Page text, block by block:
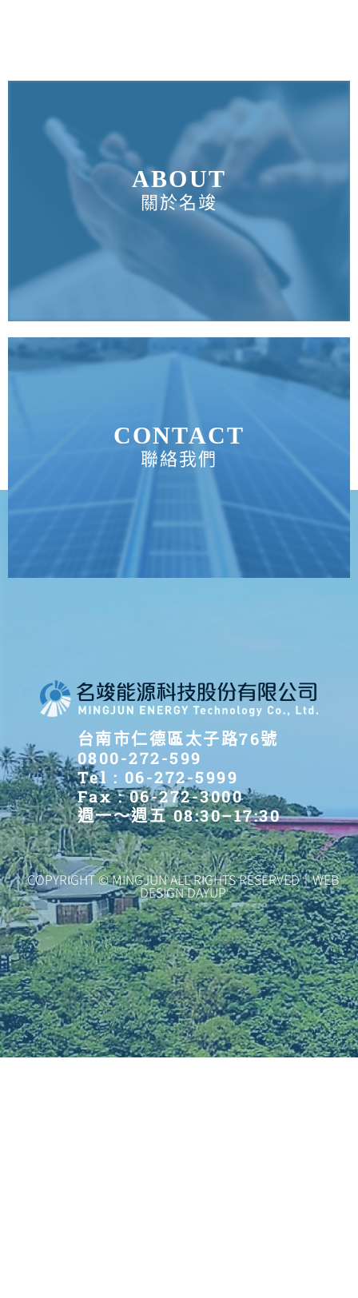
ABOUT
關於名竣
CONTACT
聯絡我們
台南市仁德區太子路76號
0800-272-599
Tel : 06-272-5999
Fax : 06-272-3000
週一～週五 08:30–17:30
COPYRIGHT © MINGJUN ALL RIGHTS RESERVED｜WEB
DESIGN DAYUP